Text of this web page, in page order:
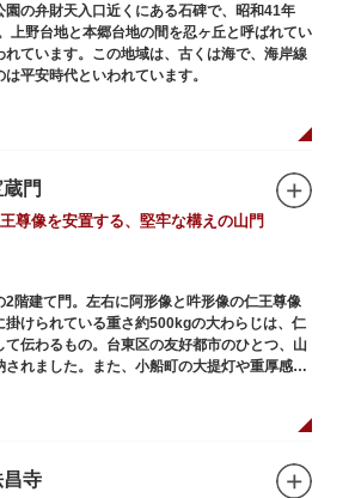
の弁財天入口近くにある石碑で、昭和41年
上野台地と本郷台地の間を忍ヶ丘と呼ばれてい
ています。この地域は、古くは海で、海岸線
平安時代といわれています。
門
尊像を安置する、堅牢な構えの山門
階建て門。左右に阿形像と吽形像の仁王尊像
掛けられている重さ約500kgの大わらじは、仁
伝わるもの。台東区の友好都市のひとつ、山
れました。また、小船町の大提灯や重厚感あ
参拝客を迎えてくれます。
に任命された平公雅（たいらのきみまさ）によ
ーオオタニ創始者・大谷米太郎の寄進により本
昌寺